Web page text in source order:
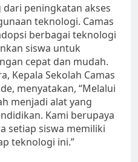
peningkatan akses
teknologi. Camas
berbagai teknologi
siswa untuk
cepat dan mudah.
Kepala Sekolah Camas
menyatakan, “Melalui
menjadi alat yang
Kami berupaya
setiap siswa memiliki
teknologi ini.”